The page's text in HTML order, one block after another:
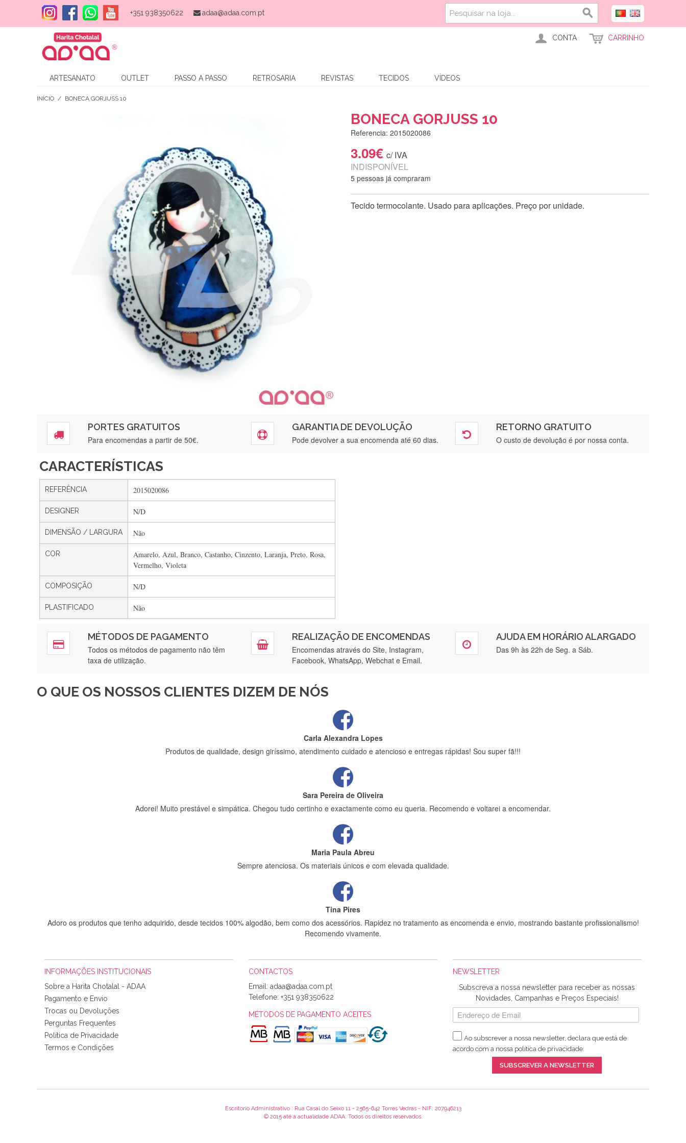
+351 938350622 adaa@adaa.com.pt
CONTA CARRINHO
ARTESANATO OUTLET PASSO A PASSO RETROSARIA REVISTAS TECIDOS VÍDEOS
INÍCIO / BONECA GORJUSS 10
BONECA GORJUSS 10
Referencia: 2015020086
3.09€ c/ IVA
INDISPONÍVEL
5 pessoas já compraram
Tecido termocolante. Usado para aplicações. Preço por unidade.
PORTES GRATUITOS
Para encomendas a partir de 50€.
GARANTIA DE DEVOLUÇÃO
Pode devolver a sua encomenda até 60 dias.
RETORNO GRATUITO
O custo de devolução é por nossa conta.
CARACTERÍSTICAS
REFERÊNCIA 2015020086
DESIGNER N/D
DIMENSÃO / LARGURA Não
COR
Amarelo, Azul, Branco, Castanho, Cinzento, Laranja, Preto, Rosa,
Vermelho, Violeta
COMPOSIÇÃO N/D
PLASTIFICADO Não
MÉTODOS DE PAGAMENTO
Todos os métodos de pagamento não têm
taxa de utilização.
REALIZAÇÃO DE ENCOMENDAS
Encomendas através do Site, Instagram,
Facebook, WhatsApp, Webchat e Email.
AJUDA EM HORÁRIO ALARGADO
Das 9h às 22h de Seg. a Sáb.
O QUE OS NOSSOS CLIENTES DIZEM DE NÓS
Encomenda direitinha. Rapidez e segurança. Volto a encomendar.
Gostei ,Serviço bastante rápido. recomendo
Rápido, atendimento 5*. Hoje chegará a segunda encomenda feita de muitas certamente❤️
Recebi a minha encomenda, rápida entrega e vinha muito bem protegida para o transporte, muito obrigada , serviço 5 estrelas
Carla Alexandra Lopes
Produtos de qualidade, design giríssimo, atendimento cuidado e atencioso e entregas rápidas! Sou super fã!!!
Sara Pereira de Oliveira
Adorei! Muito prestável e simpática. Chegou tudo certinho e exactamente como eu queria. Recomendo e voltarei a encomendar.
Maria Paula Abreu
Sempre atenciosa. Os materiais únicos e com elevada qualidade.
Tina Pires
Adoro os produtos que tenho adquirido, desde tecidos 100% algodão, bem como dos acessórios. Rapidez no tratamento as encomenda e envio, mostrando bastante profissionalismo!
Recomendo vivamente.
Sílvia Maria Bernardino Mestre
Informo que recebi hoje a encomenda, gostei muito dos tecidos.
Rosa Medeiros
Tudo chegou em condições, pois os produtos vieram muito bem acondicionados. Estou plenamente satisfeita com os produtos adquiridos. Relativamente à bolsa, tem um tecido com um
padrão e cores muito bonitas e a execução está perfeitíssima. Futuramente penso voltar a comprar na vossa loja, têm excelentes artigos a um preço muito justo. A expedição da
Alexandra Morais
INFORMAÇÕES INSTITUCIONAIS
Sobre a Harita Chotalal - ADAA
Pagamento e Envio
Trocas ou Devoluções
Perguntas Frequentes
Política de Privacidade
Termos e Condições
CONTACTOS
Email:
Telefone: +351 938350622
MÉTODOS DE PAGAMENTO ACEITES
NEWSLETTER
Subscreva a nossa newsletter para receber as nossas
Novidades, Campanhas e Preços Especiais!
Ao subscrever a nossa newsletter, declara que está de
acordo com a nossa política de privacidade.
SUBSCREVER A NEWSLETTER
Escritorio Administrativo : Rua Casal do Seixo 11 - 2565-642 Torres Vedras - NIF: 207946213
© 2015 até a actualidade ADAA. Todos os direitos reservados.